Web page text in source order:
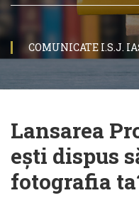
COMUNICATE I.S.J.
Lansarea
ești dispus
fotografia